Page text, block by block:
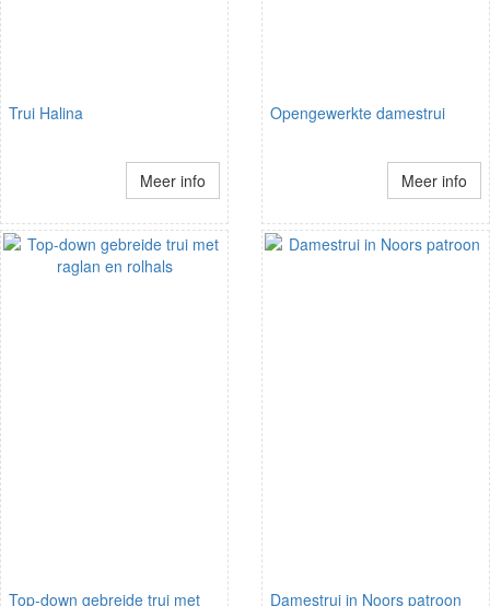
Trui Halina
Meer info
Opengewerkte damestrui
Meer info
Top-down gebreide trui met
Damestrui in Noors patroon